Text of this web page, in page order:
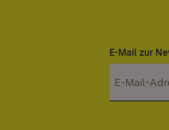
E-Mail zur